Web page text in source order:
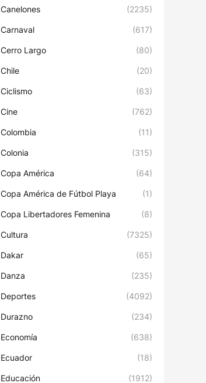
Canelones (2235)
Carnaval (617)
Cerro Largo (80)
Chile (20)
Ciclismo (63)
Cine (762)
Colombia (11)
Colonia (315)
Copa América (64)
Copa América de Fútbol Playa (1)
Copa Libertadores Femenina (8)
Cultura (7325)
Dakar (65)
Danza (235)
Deportes (4092)
Durazno (234)
Economía (638)
Ecuador (18)
Educación (1912)